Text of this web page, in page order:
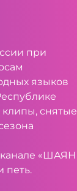
при
языков
клипы, снятые
канале «ШАЯН
петь.